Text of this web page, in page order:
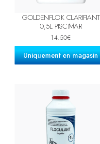
GOLDENFLOK CLARIFIANT
0,5L PISCIMAR
14.50€
Uniquement en magasin